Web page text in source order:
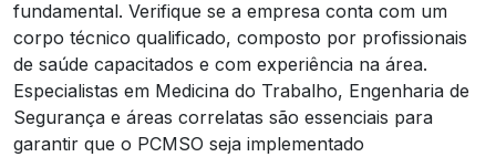
fundamental. Verifique se a empresa conta com um
corpo técnico qualificado, composto por profissionais
de saúde capacitados e com experiência na área.
Especialistas em Medicina do Trabalho, Engenharia de
Segurança e áreas correlatas são essenciais para
garantir que o PCMSO seja implementado